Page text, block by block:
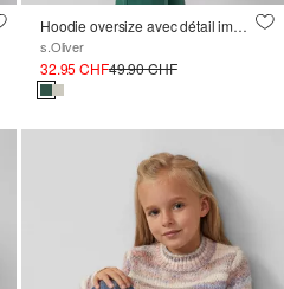
Hoodie oversize avec détail imprimé
s.Oliver
32.95 CHF49.90 CHF